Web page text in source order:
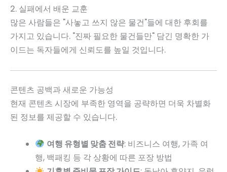
2. 실패에서 배운 교훈
많은 사람들은 "사놓고 쓰지 않은 물건"들에 대한 후회를
가지고 있습니다. "진짜 필요한 물건들만" 담긴 명확한 가
이드는 독자들에게 신뢰도를 높일 것입니다.
콘텐츠 공백과 새로운 가능성
현재 콘텐츠 시장에 부족한 영역을 공략하면 더욱 차별화
된 정보를 제공할 수 있습니다.
여행 유형별 맞춤 전략: 비즈니스 여행, 가족 여
행, 백패킹 등 각 상황에 따른 포장 방법